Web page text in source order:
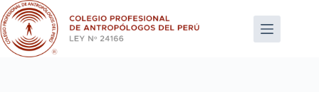
Saltar
al
contenido